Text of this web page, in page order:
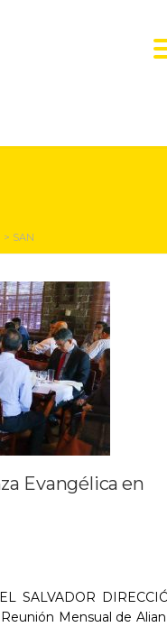
> SAN
Evangélica en
SALVADOR
Mensual de